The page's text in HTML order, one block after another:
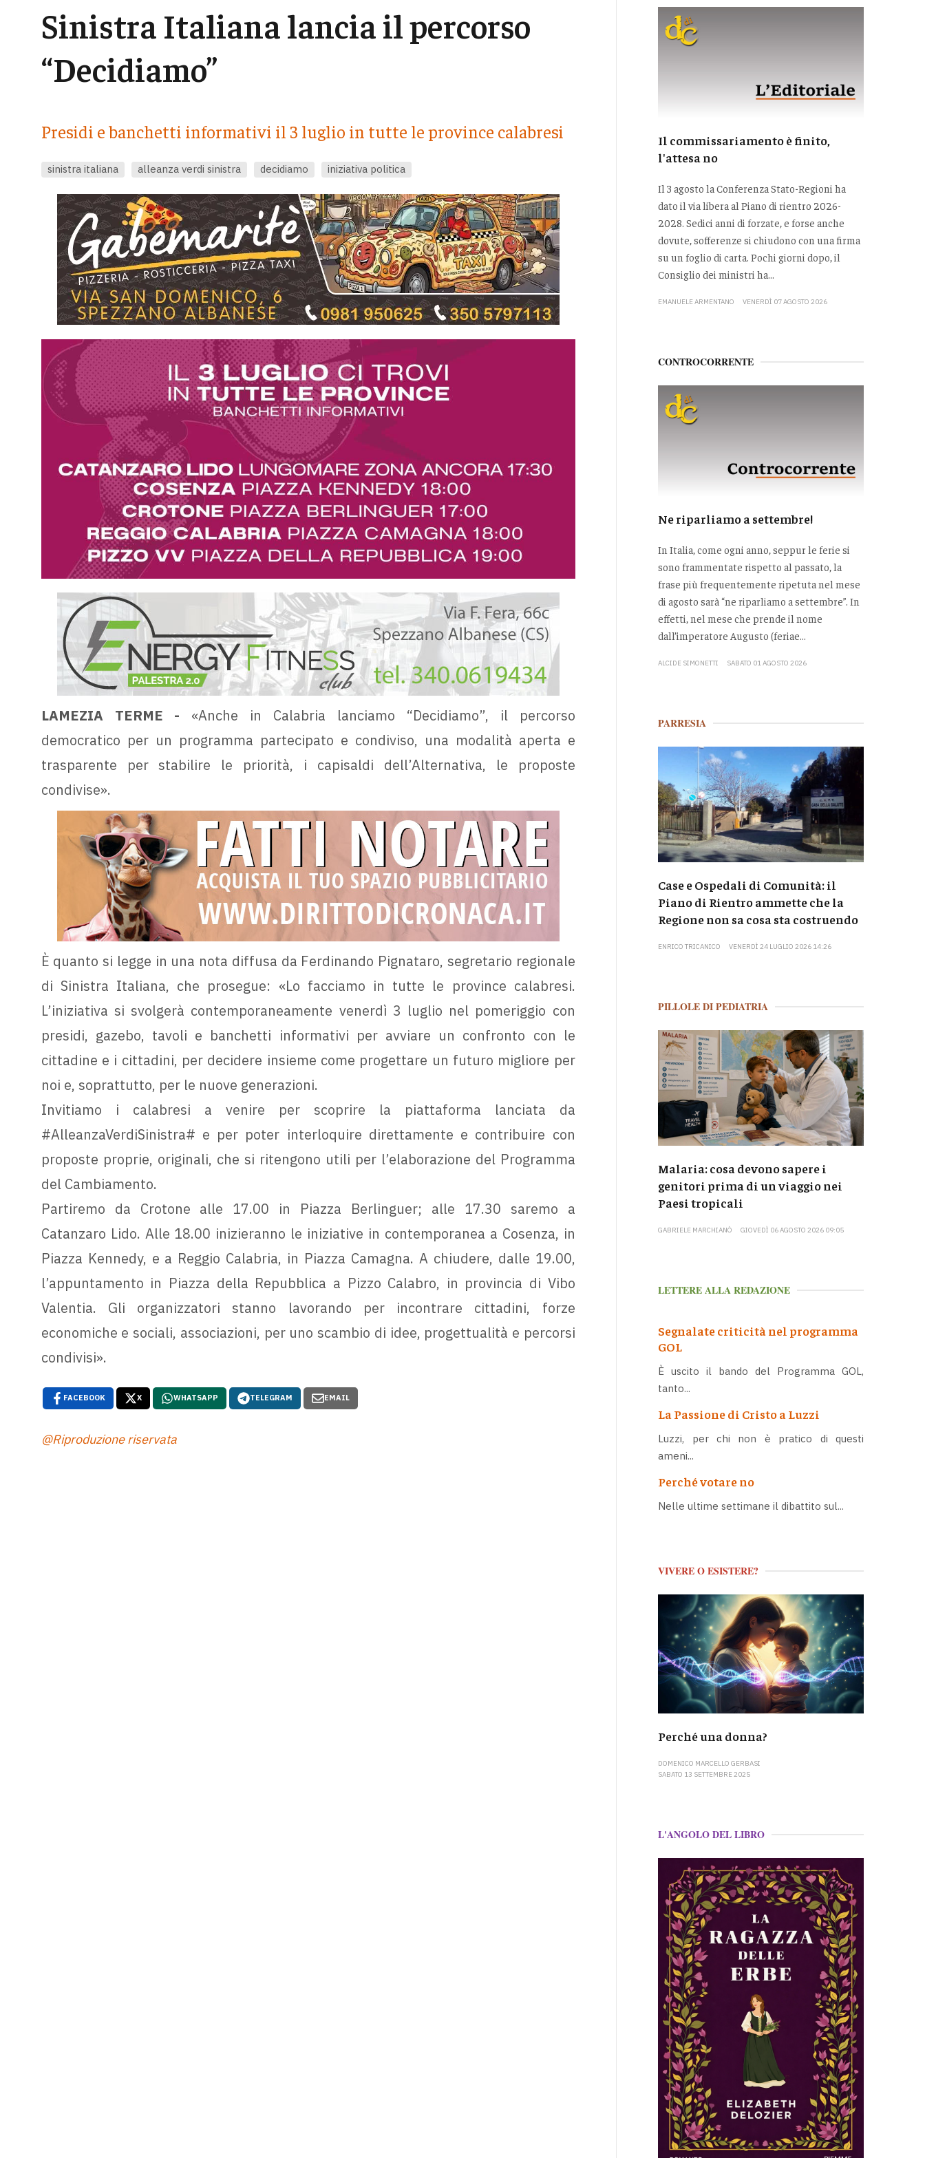
Sinistra Italiana lancia il percorso
“Decidiamo”
Presidi e banchetti informativi il 3 luglio in tutte le province calabresi
sinistra italiana alleanza verdi sinistra decidiamo iniziativa politica
LAMEZIA TERME - «Anche in Calabria lanciamo “Decidiamo”, il percorso
democratico per un programma partecipato e condiviso, una modalità aperta e
trasparente per stabilire le priorità, i capisaldi dell’Alternativa, le proposte
condivise».
È quanto si legge in una nota diffusa da Ferdinando Pignataro, segretario regionale
di Sinistra Italiana, che prosegue: «Lo facciamo in tutte le province calabresi.
L’iniziativa si svolgerà contemporaneamente venerdì 3 luglio nel pomeriggio con
presidi, gazebo, tavoli e banchetti informativi per avviare un confronto con le
cittadine e i cittadini, per decidere insieme come progettare un futuro migliore per
noi e, soprattutto, per le nuove generazioni.
Invitiamo i calabresi a venire per scoprire la piattaforma lanciata da
#AlleanzaVerdiSinistra# e per poter interloquire direttamente e contribuire con
proposte proprie, originali, che si ritengono utili per l’elaborazione del Programma
del Cambiamento.
Partiremo da Crotone alle 17.00 in Piazza Berlinguer; alle 17.30 saremo a
Catanzaro Lido. Alle 18.00 inizieranno le iniziative in contemporanea a Cosenza, in
Piazza Kennedy, e a Reggio Calabria, in Piazza Camagna. A chiudere, dalle 19.00,
l’appuntamento in Piazza della Repubblica a Pizzo Calabro, in provincia di Vibo
Valentia. Gli organizzatori stanno lavorando per incontrare cittadini, forze
economiche e sociali, associazioni, per uno scambio di idee, progettualità e percorsi
condivisi».
FACEBOOK X WHATSAPP TELEGRAM EMAIL
@Riproduzione riservata
Il commissariamento è finito,
l'attesa no
Il 3 agosto la Conferenza Stato-Regioni ha
dato il via libera al Piano di rientro 2026-
2028. Sedici anni di forzate, e forse anche
dovute, sofferenze si chiudono con una firma
su un foglio di carta. Pochi giorni dopo, il
Consiglio dei ministri ha...
EMANUELE ARMENTANO VENERDÌ 07 AGOSTO 2026
CONTROCORRENTE
Ne riparliamo a settembre!
In Italia, come ogni anno, seppur le ferie si
sono frammentate rispetto al passato, la
frase più frequentemente ripetuta nel mese
di agosto sarà “ne riparliamo a settembre”. In
effetti, nel mese che prende il nome
dall’imperatore Augusto (feriae...
ALCIDE SIMONETTI SABATO 01 AGOSTO 2026
PARRESIA
Case e Ospedali di Comunità: il
Piano di Rientro ammette che la
Regione non sa cosa sta costruendo
ENRICO TRICANICO VENERDÌ 24 LUGLIO 2026 14:26
PILLOLE DI PEDIATRIA
Malaria: cosa devono sapere i
genitori prima di un viaggio nei
Paesi tropicali
GABRIELE MARCHIANÒ GIOVEDÌ 06 AGOSTO 2026 09:05
LETTERE ALLA REDAZIONE
Segnalate criticità nel programma
GOL
È uscito il bando del Programma GOL,
tanto...
La Passione di Cristo a Luzzi
Luzzi, per chi non è pratico di questi
ameni...
Perché votare no
Nelle ultime settimane il dibattito sul...
VIVERE O ESISTERE?
Perché una donna?
DOMENICO MARCELLO GERBASI
SABATO 13 SETTEMBRE 2025
L'ANGOLO DEL LIBRO